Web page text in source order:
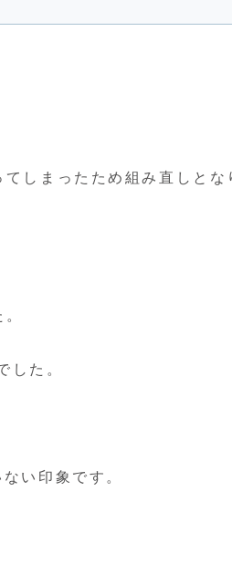
しまったため組み直しとな
した。
い印象です。